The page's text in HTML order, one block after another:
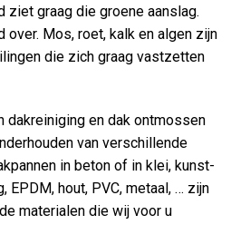
ziet graag die groene aanslag.
Mos, roet, kalk en algen zijn
die zich graag vastzetten
dakreiniging en dak ontmossen
van verschillende
in beton of in klei, kunst-
EPDM, hout, PVC, metaal, … zijn
materialen die wij voor u